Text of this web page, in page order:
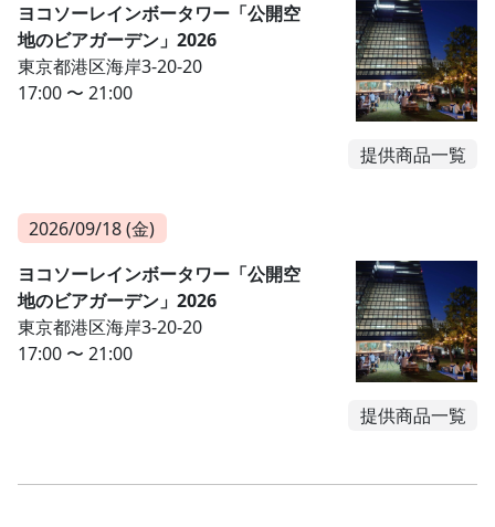
ヨコソーレインボータワー「公開空
地のビアガーデン」2026
東京都港区海岸3-20-20
17:00 〜 21:00
提供商品一覧
2026/09/18 (金)
ヨコソーレインボータワー「公開空
地のビアガーデン」2026
東京都港区海岸3-20-20
17:00 〜 21:00
提供商品一覧